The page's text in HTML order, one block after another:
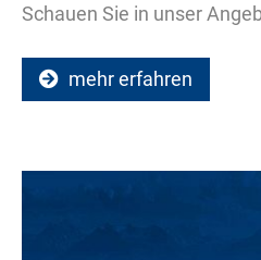
Schauen Sie in unser
mehr erfahren